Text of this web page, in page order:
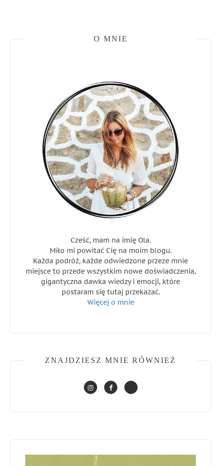
O MNIE
Cześć, mam na imię Ola.
Miło mi powitać Cię na moim blogu.
Każda podróż, każde odwiedzone przeze mnie
miejsce to przede wszystkim nowe doświadczenia,
gigantyczna dawka wiedzy i emocji, które
postaram się tutaj przekazać.
Więcej o mnie
ZNAJDZIESZ MNIE RÓWNIEŻ